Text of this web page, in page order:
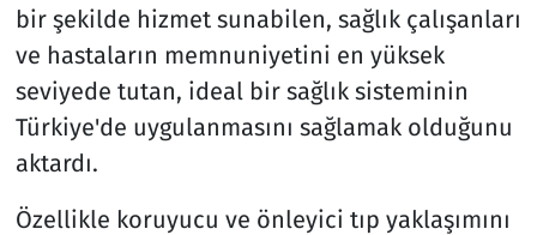
bir şekilde hizmet sunabilen, sağlık çalışanları
ve hastaların memnuniyetini en yüksek
seviyede tutan, ideal bir sağlık sisteminin
Türkiye'de uygulanmasını sağlamak olduğunu
aktardı.
Özellikle koruyucu ve önleyici tıp yaklaşımını